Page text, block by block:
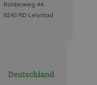
Bolderweg 44
8243 RD Lelystad
Deutschland